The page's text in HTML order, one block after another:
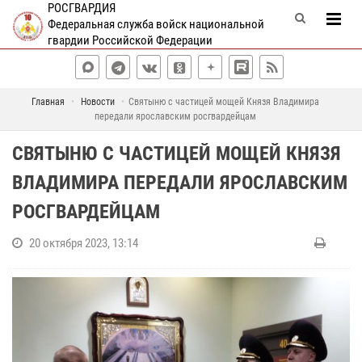
РОСГВАРДИЯ
Федеральная служба войск национальной
гвардии Российской Федерации
Главная Новости
Святыню с частицей мощей Князя Владимира
передали ярославским росгвардейцам
СВЯТЫНЮ С ЧАСТИЦЕЙ МОЩЕЙ КНЯЗЯ
ВЛАДИМИРА ПЕРЕДАЛИ ЯРОСЛАВСКИМ
РОСГВАРДЕЙЦАМ
20 октября 2023, 13:14